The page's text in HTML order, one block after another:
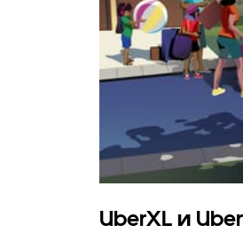
UberXL и